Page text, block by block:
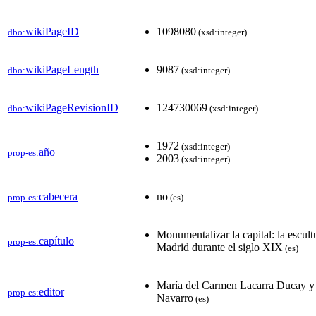
dbo:wikiPageID 1098080 (xsd:integer)
dbo:wikiPageLength 9087 (xsd:integer)
dbo:wikiPageRevisionID 124730069 (xsd:integer)
prop-es:año
1972 (xsd:integer)
2003 (xsd:integer)
prop-es:cabecera no (es)
prop-es:capítulo
Monumentalizar la capital: la
Madrid durante el siglo XIX (es)
prop-es:editor
María del Carmen Lacarra Ducay
Navarro (es)